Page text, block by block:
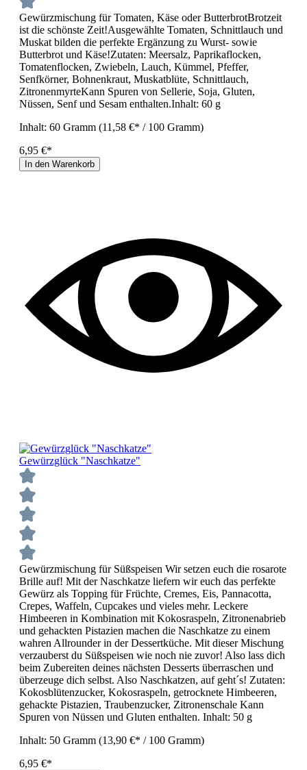
Gewürzmischung für Tomaten, Käse oder ButterbrotBrotzeit
ist die schönste Zeit!Ausgewählte Tomaten, Schnittlauch und
Muskat bilden die perfekte Ergänzung zu Wurst- sowie
Butterbrot und Käse!Zutaten: Meersalz, Paprikaflocken,
Tomatenflocken, Zwiebeln, Lauch, Kümmel, Pfeffer,
Senfkörner, Bohnenkraut, Muskatblüte, Schnittlauch,
ZitronenmyrteKann Spuren von Sellerie, Soja, Gluten,
Nüssen, Senf und Sesam enthalten.Inhalt: 60 g
Inhalt: 60 Gramm (11,58 €* / 100 Gramm)
6,95 €*
In den Warenkorb
Gewürzglück "Naschkatze"
Gewürzmischung für Süßspeisen Wir setzen euch die rosarote
Brille auf! Mit der Naschkatze liefern wir euch das perfekte
Gewürz als Topping für Früchte, Cremes, Eis, Pannacotta,
Crepes, Waffeln, Cupcakes und vieles mehr. Leckere
Himbeeren in Kombination mit Kokosraspeln, Zitronenabrieb
und gehackten Pistazien machen die Naschkatze zu einem
wahren Allrounder in der Dessertküche. Mit dieser Mischung
verzauberst du Süßspeisen wie noch nie zuvor! Also lass dich
beim Zubereiten deines nächsten Desserts überraschen und
überzeuge dich selbst. Also Naschkatzen, auf geht´s! Zutaten:
Kokosblütenzucker, Kokosraspeln, getrocknete Himbeeren,
gehackte Pistazien, Traubenzucker, Zitronenschale Kann
Spuren von Nüssen und Gluten enthalten. Inhalt: 50 g
Inhalt: 50 Gramm (13,90 €* / 100 Gramm)
6,95 €*